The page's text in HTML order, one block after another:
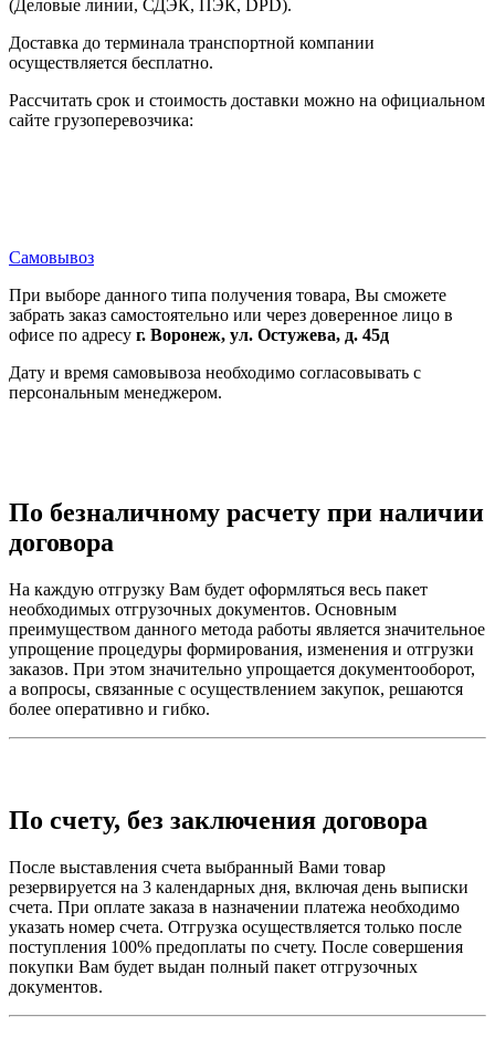
(Деловые линии, СДЭК, ПЭК, DPD).
Доставка до терминала транспортной компании
осуществляется бесплатно.
Рассчитать срок и стоимость доставки можно на официальном
сайте грузоперевозчика:
Самовывоз
При выборе данного типа получения товара, Вы сможете
забрать заказ самостоятельно или через доверенное лицо в
офисе по адресу г. Воронеж, ул. Остужева, д. 45д
Дату и время самовывоза необходимо согласовывать с
персональным менеджером.
По безналичному расчету при наличии
договора
На каждую отгрузку Вам будет оформляться весь пакет
необходимых отгрузочных документов. Основным
преимуществом данного метода работы является значительное
упрощение процедуры формирования, изменения и отгрузки
заказов. При этом значительно упрощается документооборот,
а вопросы, связанные с осуществлением закупок, решаются
более оперативно и гибко.
По счету, без заключения договора
После выставления счета выбранный Вами товар
резервируется на 3 календарных дня, включая день выписки
счета. При оплате заказа в назначении платежа необходимо
указать номер счета. Отгрузка осуществляется только после
поступления 100% предоплаты по счету. После совершения
покупки Вам будет выдан полный пакет отгрузочных
документов.